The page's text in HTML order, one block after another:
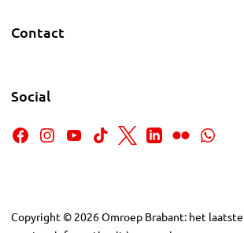
Contact
Social
Copyright © 2026Omroep Brabant: het